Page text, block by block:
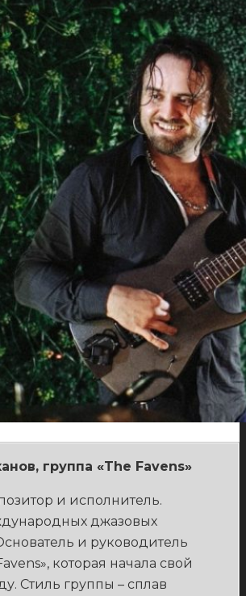
группа «The Favens»
и исполнитель.
джазовых
и руководитель
которая начала свой
Стиль группы – сплав